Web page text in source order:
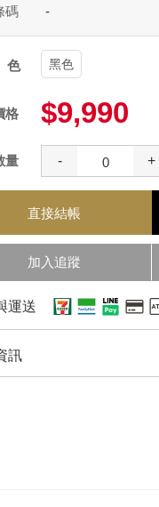
碼
-
色 黑色
格 $9,990
量 - +
直接結帳
加入追蹤
運送
訊